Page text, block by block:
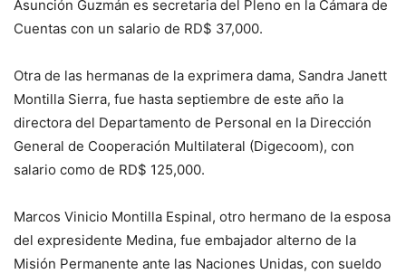
Asunción Guzmán es secretaria del Pleno en la Cámara de
Cuentas con un salario de RD$ 37,000.
Otra de las hermanas de la exprimera dama, Sandra Janett
Montilla Sierra, fue hasta septiembre de este año la
directora del Departamento de Personal en la Dirección
General de Cooperación Multilateral (Digecoom), con
salario como de RD$ 125,000.
Marcos Vinicio Montilla Espinal, otro hermano de la esposa
del expresidente Medina, fue embajador alterno de la
Misión Permanente ante las Naciones Unidas, con sueldo